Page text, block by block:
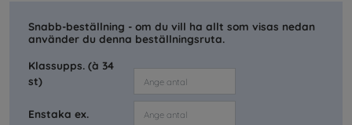
Snabb-beställning - om du vill ha allt som visas nedan
använder du denna beställningsruta.
Klassupps. (à 34
st)
Enstaka ex.